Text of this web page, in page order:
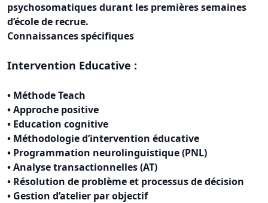
psychosomatiques durant les premières semaines
d’école de recrue.
Connaissances spécifiques
Intervention Educative :
• Méthode Teach
• Approche positive
• Education cognitive
• Méthodologie d’intervention éducative
• Programmation neurolinguistique (PNL)
• Analyse transactionnelles (AT)
• Résolution de problème et processus de décision
• Gestion d’atelier par objectif